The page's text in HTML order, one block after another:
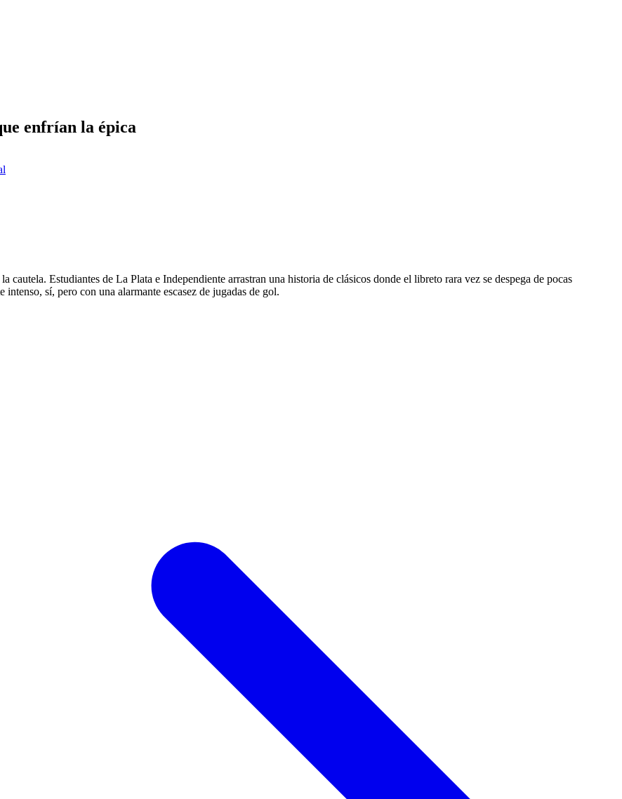
enfrían la épica
cautela. Estudiantes de La Plata e Independiente arrastran una historia de clásicos donde el libreto rara vez se despega de pocas
sí, pero con una alarmante escasez de jugadas de gol.